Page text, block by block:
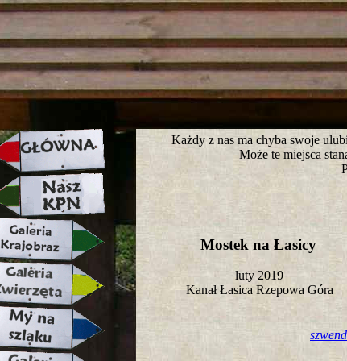
zapraszamy jutro ;)
Każdy z nas ma chyba swoje
Może te miejsca
Mostek na Łasicy
luty 2019
Kanał Łasica Rzepowa Góra